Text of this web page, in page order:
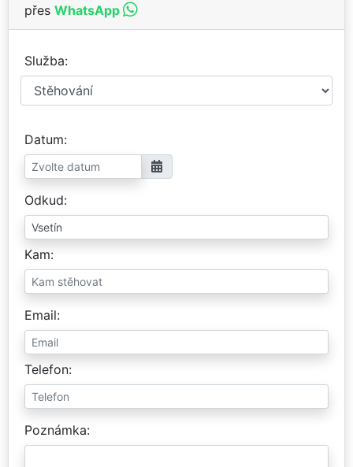
přes WhatsApp
Služba
Datum
Odkud
Kam
Email
Telefon
Poznámka